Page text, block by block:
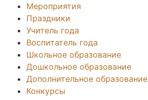
Мероприятия
Праздники
Учитель года
Воспитатель года
Школьное образование
Дошкольное образование
Дополнительное образование
Конкурсы